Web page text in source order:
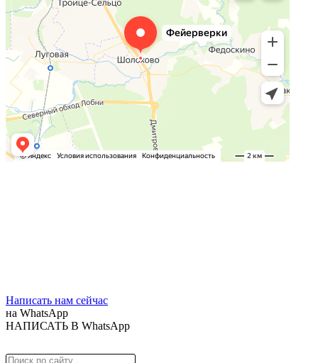
Написать нам сейчас
на WhatsApp
НАПИСАТЬ В WhatsApp